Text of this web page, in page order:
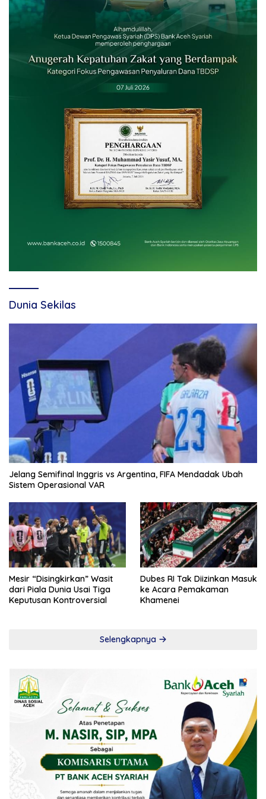
Dunia Sekilas
Jelang Semifinal Inggris vs Argentina, FIFA Mendadak Ubah
Sistem Operasional VAR
Mesir “Disingkirkan” Wasit
dari Piala Dunia Usai Tiga
Keputusan Kontroversial
Dubes RI Tak Diizinkan Masuk
ke Acara Pemakaman
Khamenei
Selengkapnya